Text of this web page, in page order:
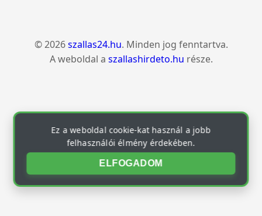
© 2026szallas24.hu. Minden jog fenntartva.
A weboldal a szallashirdeto.hu része.
Ez a weboldal cookie-kat használ a jobb
felhasználói élmény érdekében.
ELFOGADOM